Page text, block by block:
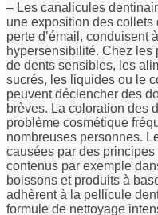
– Les canalicules
une exposition des collets
perte d’émail, conduisent
hypersensibilité. Chez les
de dents sensibles, les
sucrés, les liquides ou le
peuvent déclencher des
brèves. La coloration des
problème cosmétique
nombreuses personnes.
causées par des
contenus par exemple
boissons et produits à
adhèrent à la pellicule
formule de nettoyage